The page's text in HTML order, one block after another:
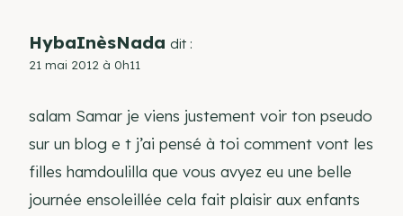
HybaInèsNada dit :
21 mai 2012 à 0h11
salam Samar je viens justement voir ton pseudo
sur un blog e t j’ai pensé à toi comment vont les
filles hamdoulilla que vous avyez eu une belle
journée ensoleillée cela fait plaisir aux enfants